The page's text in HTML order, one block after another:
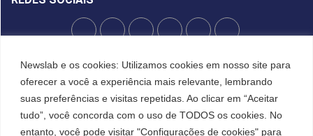
Newslab e os cookies: Utilizamos cookies em nosso site para
oferecer a você a experiência mais relevante, lembrando
suas preferências e visitas repetidas. Ao clicar em “Aceitar
tudo”, você concorda com o uso de TODOS os cookies. No
entanto, você pode visitar "Configurações de cookies" para
POLÍTICA DE PRIVACIDADE
Cookies